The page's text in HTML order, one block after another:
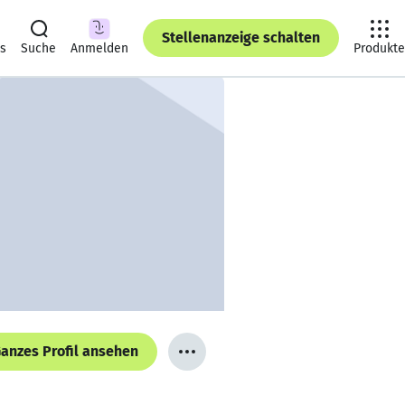
Suche Anmelden
Stellenanzeige schalten
Produkte
Profil ansehen